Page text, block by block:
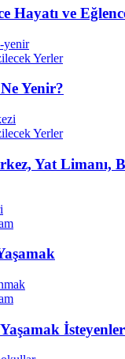
Hayatı ve
Yerler
Yenir?
Yerler
Yat Limanı,